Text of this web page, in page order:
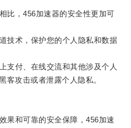
，456加速器的安全性更加可
术，保护您的个人隐私和数据
付、在线交流和其他涉及个人
客攻击或者泄露个人隐私。
和可靠的安全保障，456加速